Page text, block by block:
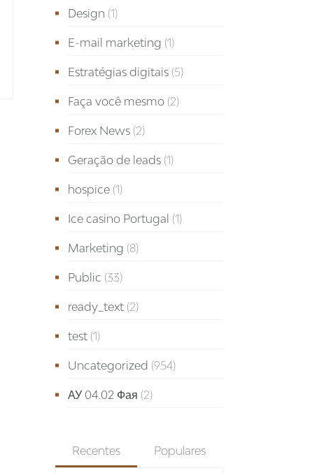
Design (1)
E-mail marketing (1)
Estratégias digitais(5)
Faça você mesmo(2)
Forex News(2)
Geração de leads(1)
hospice(1)
Ice casino Portugal (1)
Marketing (8)
Public (33)
ready_text(2)
test(1)
Uncategorized (954)
АУ 04.02 Фая (2)
Recentes Populares